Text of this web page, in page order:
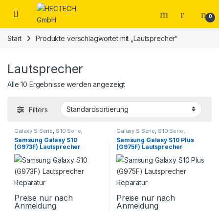
Open 0
Start Produkte verschlagwortet mit „Lautsprecher“
Lautsprecher
Alle 10 Ergebnisse werden angezeigt
Filters
Galaxy S Serie, S10 Serie,
Samsung Smartphone
Reparatur
Samsung Galaxy S10
(G973F) Lautsprecher
Reparatur
Preise nur nach
Anmeldung
Galaxy S Serie, S10 Serie,
Samsung Smartphone
Reparatur
Samsung Galaxy S10 Plus
(G975F) Lautsprecher
Reparatur
Preise nur nach
Anmeldung